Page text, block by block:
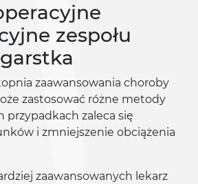
zespołu
zaawansowania choroby
zastosować różne metody
przypadkach zaleca się
i zmniejszenie obciążenia
zaawansowanych lekarz